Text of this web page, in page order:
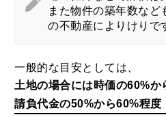
たとえば敷地面積自体
また物件の築年数など
の不動産によりけりで